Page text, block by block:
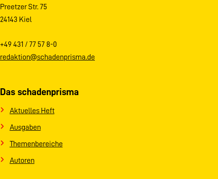
Preetzer Str. 75
24143 Kiel
+49 431 / 77 57 8-0
redaktion@schadenprisma.de
Das schadenprisma
Aktuelles Heft
Ausgaben
Themenbereiche
Autoren